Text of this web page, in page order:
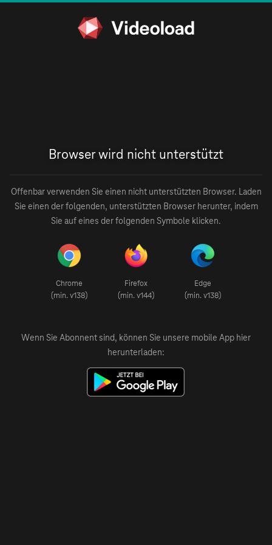
Browser wird nicht unterstützt
Offenbar verwenden Sie einen nicht unterstützten Browser. Laden
Sie einen der folgenden, unterstützten Browser herunter, indem
Sie auf eines der folgenden Symbole klicken.
Chrome
(min. v138)
Firefox
(min. v144)
Edge
(min. v138)
Wenn Sie Abonnent sind, können Sie unsere mobile App hier
herunterladen: